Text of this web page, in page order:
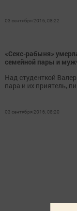
03 сентября 2016, 08:22
«Секс-рабыня»
семейной пары и
Над студенткой
пара и их приятель,
03 сентября 2016, 08:20